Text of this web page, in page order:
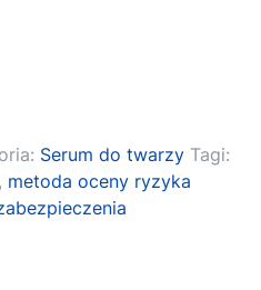
Serum do twarzy Tagi:
metoda oceny ryzyka